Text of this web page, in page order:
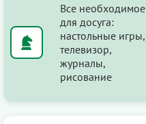
Все необходимое
для досуга:
настольные игры,
телевизор,
журналы,
рисование